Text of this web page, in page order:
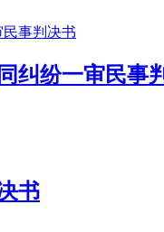
纠纷一审民事
书